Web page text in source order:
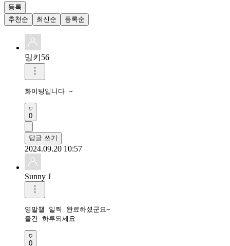
등록
추천순
최신순 등록순
밍키56
화이팅입니다 ~
0
답글 쓰기
2024.09.20 10:57
Sunny J
영말챌 일찍 완료하셨군요~
즐건 하루되세요
0